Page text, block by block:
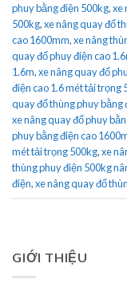
phuy bằng điện 500kg,xe
500kg,xe nâng quay đổ
cao 1600mm,xe nâng
quay đổ phuy điện cao
1.6m,xe nâng quay đổ
điện cao 1.6 mét tải trọng
quay đổ thùng phuy bằng
xe nâng quay đổ phuy
phuy bằng điện cao
mét tải trọng 500kg,xe
thùng phuy điện 500kg
điện,xe nâng quay đổ
GIỚI THIỆU